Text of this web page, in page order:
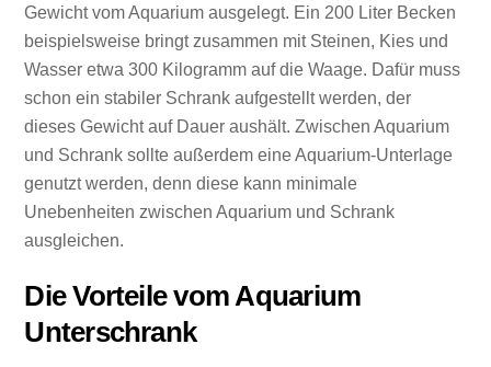
Gewicht vom Aquarium ausgelegt. Ein 200 Liter Becken
beispielsweise bringt zusammen mit Steinen, Kies und
Wasser etwa 300 Kilogramm auf die Waage. Dafür muss
schon ein stabiler Schrank aufgestellt werden, der
dieses Gewicht auf Dauer aushält. Zwischen Aquarium
und Schrank sollte außerdem eine Aquarium-Unterlage
genutzt werden, denn diese kann minimale
Unebenheiten zwischen Aquarium und Schrank
ausgleichen.
Die Vorteile vom Aquarium
Unterschrank